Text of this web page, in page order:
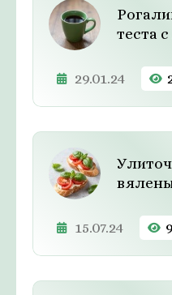
теста
29.01.24
15.07.24 9